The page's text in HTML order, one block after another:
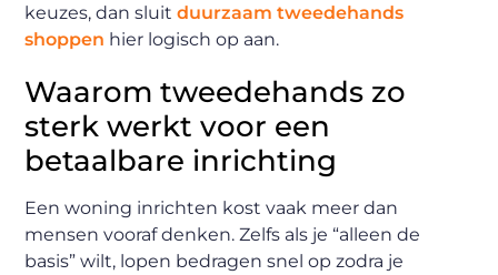
keuzes, dan sluitduurzaam tweedehands
shoppen hier logisch op aan.
Waarom tweedehands zo
sterk werkt voor een
betaalbare inrichting
Een woning inrichten kost vaak meer dan
mensen vooraf denken. Zelfs als je “alleen de
basis” wilt, lopen bedragen snel op zodra je